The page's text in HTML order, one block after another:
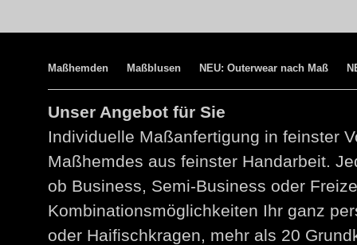
Maßhemden Maßblusen NEU: Outerwear nach Maß
Unser Angebot für Sie
Individuelle Maßanfertigung in feinster
Maßhemdes aus feinster Handarbeit.
ob Business, Semi-Business oder
Kombinationsmöglichkeiten Ihr ganz
oder Haifischkragen, mehr als 20